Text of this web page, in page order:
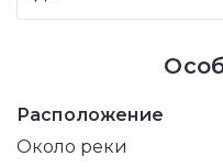
Расположение
Около реки